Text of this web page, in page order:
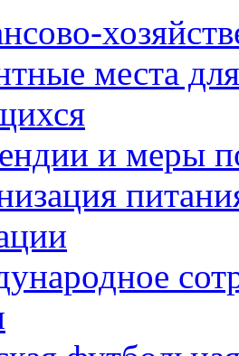
места
и меры